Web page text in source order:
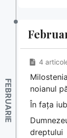
4
noianul
În fața
dreptului